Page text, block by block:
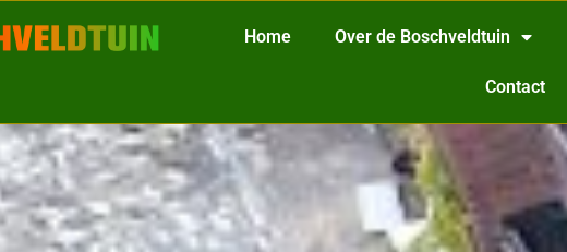
Home Over de Boschveldtuin
Contact